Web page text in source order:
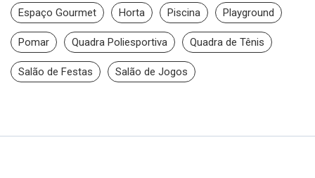
Espaço Gourmet Horta Piscina Playground
Pomar Quadra Poliesportiva Quadra de Tênis
Salão de Festas Salão de Jogos